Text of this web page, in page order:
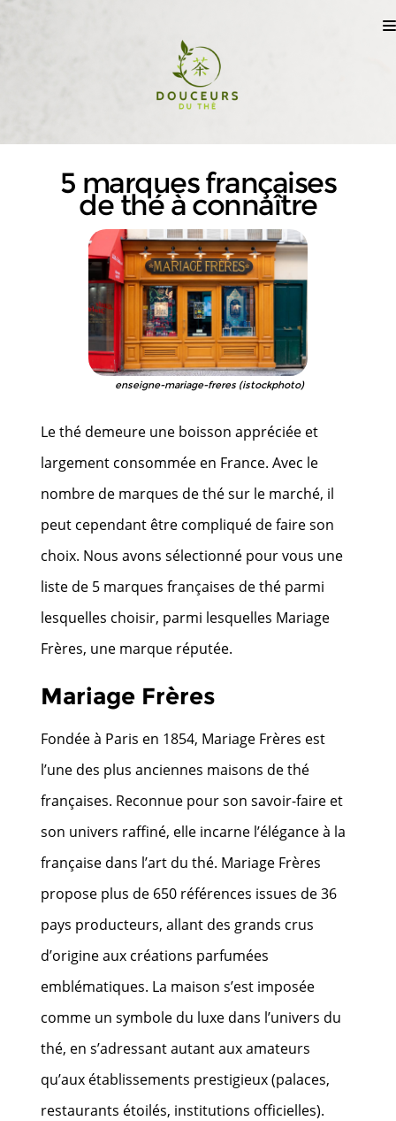
5 marques françaises
de thé à connaître
enseigne-mariage-freres (istockphoto)
Le thé demeure une boisson appréciée et
largement consommée en France. Avec le
nombre de marques de thé sur le marché, il
peut cependant être compliqué de faire son
choix. Nous avons sélectionné pour vous une
liste de 5 marques françaises de thé parmi
lesquelles choisir, parmi lesquelles Mariage
Frères, une marque réputée.
Mariage Frères
Fondée à Paris en 1854, Mariage Frères est
l’une des plus anciennes maisons de thé
françaises. Reconnue pour son savoir-faire et
son univers raffiné, elle incarne l’élégance à la
française dans l’art du thé. Mariage Frères
propose plus de 650 références issues de 36
pays producteurs, allant des grands crus
d’origine aux créations parfumées
emblématiques. La maison s’est imposée
comme un symbole du luxe dans l’univers du
thé, en s’adressant autant aux amateurs
qu’aux établissements prestigieux (palaces,
restaurants étoilés, institutions officielles).